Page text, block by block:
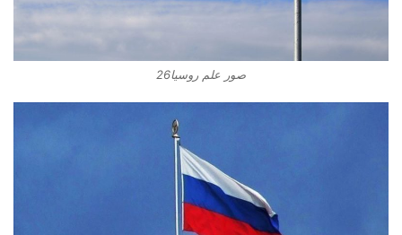
صور علم روسيا26